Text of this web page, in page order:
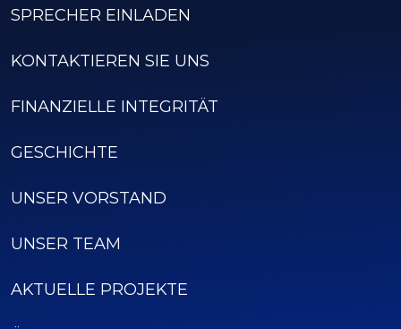
SPRECHER EINLADEN
KONTAKTIEREN SIE UNS
FINANZIELLE INTEGRITÄT
GESCHICHTE
UNSER VORSTAND
UNSER TEAM
AKTUELLE PROJEKTE